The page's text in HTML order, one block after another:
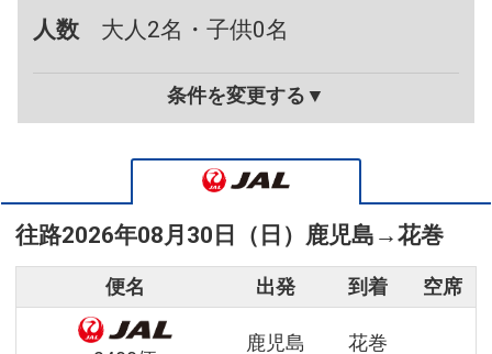
人数
大人2名・子供0名
条件を変更する▼
往路2026年08月30日（日） 鹿児島 →花巻
便名 出発 到着 空席
鹿児島
花巻